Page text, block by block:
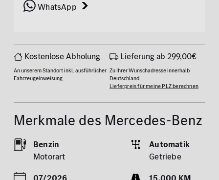
WhatsApp
Kostenlose Abholung
An unserem Standort inkl. ausführlicher
Fahrzeugeinweisung
Lieferung ab 299,00€
Zu Ihrer Wunschadresse innerhalb
Deutschland
Lieferpreis für meine PLZ berechnen
Merkmale des Mercedes-Benz
Benzin
Motorart
Automatik
Getriebe